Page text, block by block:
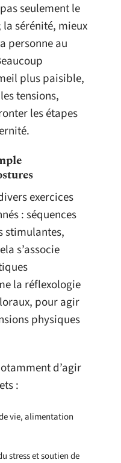
seulement le
sérénité, mieux
personne au
plus paisible,
tensions,
les étapes
exercices
: séquences
stimulantes,
s’associe
la réflexologie
pour agir
physiques
d’agir
:
vie, alimentation
stress et soutien de